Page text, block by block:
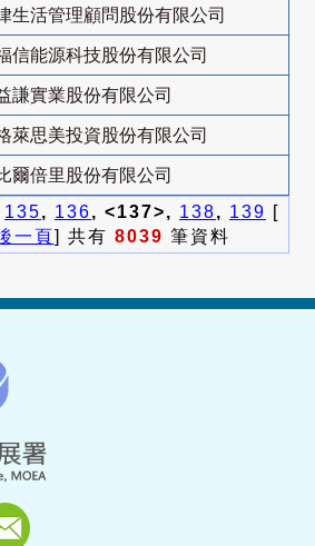
生活管理顧問股份有限公司
信能源科技股份有限公司
謙實業股份有限公司
萊思美投資股份有限公司
爾倍里股份有限公司
135, 136, <137>, 138, 139 [
一頁] 共有 8039 筆資料